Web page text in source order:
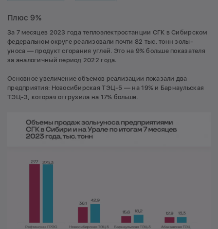
Плюс 9%
За 7 месяцев 2023 года теплоэлектростанции СГК в Сибирском
федеральном округе реализовали почти 82 тыс. тонн золы-
уноса — продукт сгорания углей. Это на 9% больше показателя
за аналогичный период 2022 года.
Основное увеличение объемов реализации показали два
предприятия: Новосибирская ТЭЦ-5 — на 19% и Барнаульская
ТЭЦ-3, которая отгрузила на 17% больше.